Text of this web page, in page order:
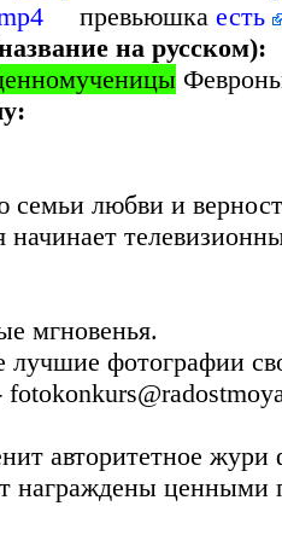
превьюшка есть
на русском):
семьи любви и
начинает
мгновенья.
фотографии
авторитетное жури
награждены ценными